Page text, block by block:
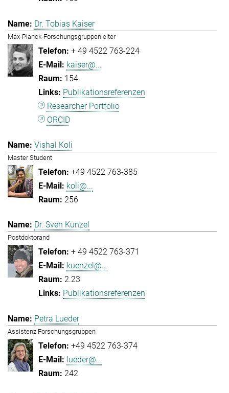
Dr. Tobias Kaiser
Max-Planck-Forschungsgruppenleiter
+ 49 4522 763-224
kaiser@...
154
Publikationsreferenzen
Researcher Portfolio
ORCID
Vishal Koli
Master Student
+49 4522 763-385
koli@...
256
Dr. Sven Künzel
Postdoktorand
+ 49 4522 763-371
kuenzel@...
2.23
Publikationsreferenzen
Petra Lueder
Assistenz Forschungsgruppen
+49 4522 763-374
lueder@...
242